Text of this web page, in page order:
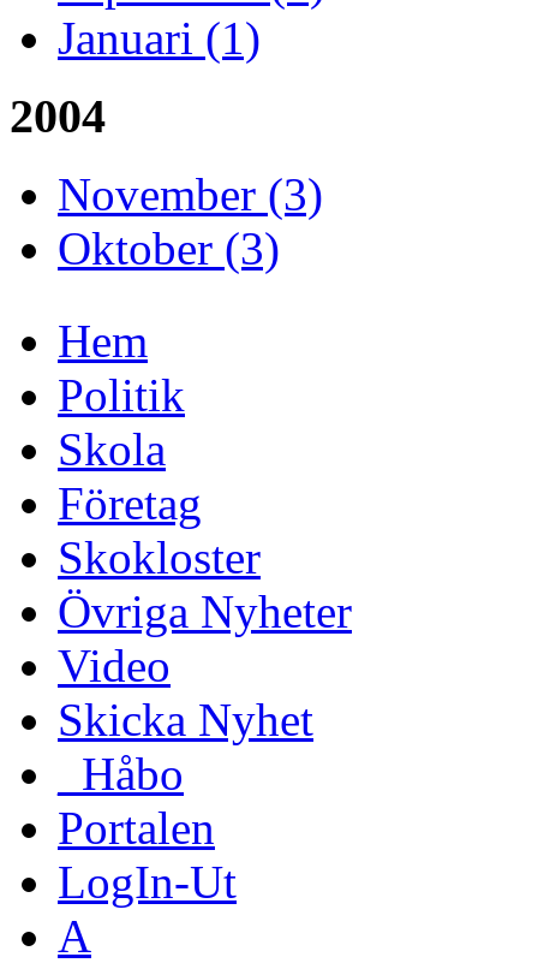
Januari (1)
2004
November (3)
Oktober (3)
Hem
Politik
Skola
Företag
Skokloster
Övriga Nyheter
Video
Skicka Nyhet
_Håbo
Portalen
LogIn-Ut
A